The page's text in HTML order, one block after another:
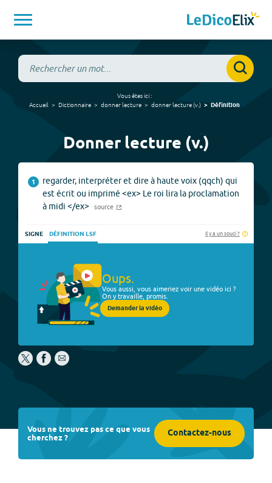
Vous êtes ici :
Accueil
Dictionnaire donner lecture donner lecture(v.) Définition
Donner lecture (v.)
1
regarder, interpréter et dire à haute voix (qqch) qui
est écrit ou imprimé <ex> Le roi lira la proclamation
à midi </ex>
source
SIGNE DÉFINITION LSF Il y a un souci ?
Oups.
Vous aussi, vous aimeriez voir une vidéo ici ?
On y travaille, promis.
Demander la vidéo
Vous ne trouvez pas ce que vous
cherchez ? Contactez-nous